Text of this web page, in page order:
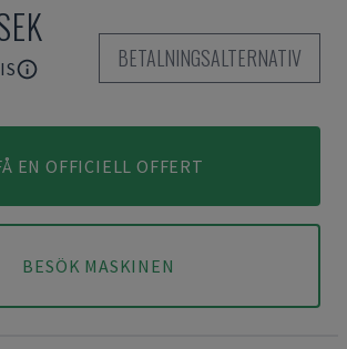
BETALNINGSALTERNATIV
EN OFFICIELL OFFERT
BESÖK MASKINEN